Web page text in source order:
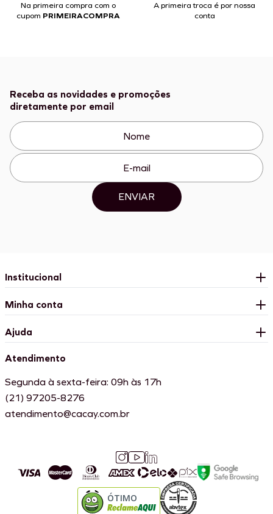
Na primeira compra com o
cupom PRIMEIRACOMPRA
A primeira troca é por nossa
conta
Receba as novidades e promoções
diretamente por email
ENVIAR
Institucional
Minha conta
Ajuda
Atendimento
Segunda à sexta-feira: 09h às 17h
(21) 97205-8276
atendimento@cacay.com.br
ÓTIMO